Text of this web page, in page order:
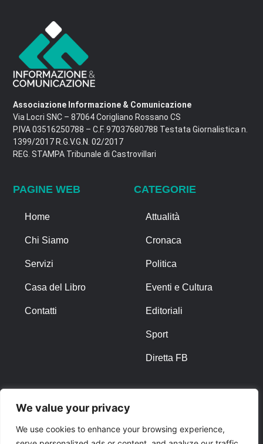
We value your privacy
We use cookies to enhance your browsing experience,
Associazione Informazione & Comunicazione
Via Locri SNC – 87064 Corigliano Rossano CS
P.IVA 03516250788 – C.F. 97037680788 Testata Giornalistica n.
1399/2017 R.G.V.G.N. 02/2017
REG. STAMPA Tribunale di Castrovillari
PAGINE WEB
Home
Chi Siamo
Servizi
Casa del Libro
Contatti
CATEGORIE
Attualità
Cronaca
Politica
Eventi e Cultura
Editoriali
Sport
Diretta FB